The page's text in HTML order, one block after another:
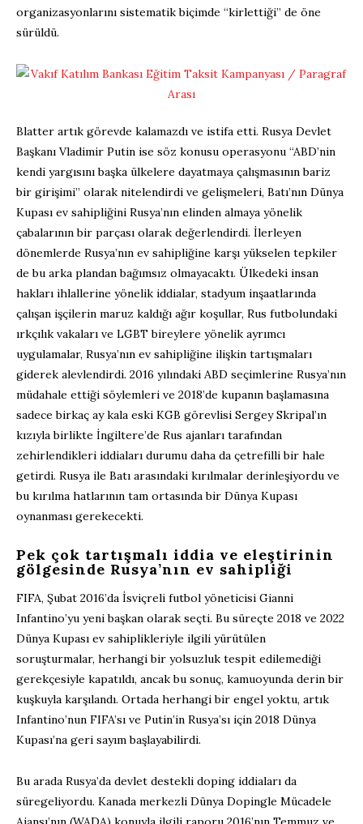
organizasyonlarını sistematik biçimde “kirlettiği” de öne
sürüldü.
Blatter artık görevde kalamazdı ve istifa etti. Rusya Devlet
Başkanı Vladimir Putin ise söz konusu operasyonu “ABD’nin
kendi yargısını başka ülkelere dayatmaya çalışmasının bariz
bir girişimi” olarak nitelendirdi ve gelişmeleri, Batı’nın Dünya
Kupası ev sahipliğini Rusya’nın elinden almaya yönelik
çabalarının bir parçası olarak değerlendirdi. İlerleyen
dönemlerde Rusya’nın ev sahipliğine karşı yükselen tepkiler
de bu arka plandan bağımsız olmayacaktı. Ülkedeki insan
hakları ihlallerine yönelik iddialar, stadyum inşaatlarında
çalışan işçilerin maruz kaldığı ağır koşullar, Rus futbolundaki
ırkçılık vakaları ve LGBT bireylere yönelik ayrımcı
uygulamalar, Rusya’nın ev sahipliğine ilişkin tartışmaları
giderek alevlendirdi. 2016 yılındaki ABD seçimlerine Rusya’nın
müdahale ettiği söylemleri ve 2018’de kupanın başlamasına
sadece birkaç ay kala eski KGB görevlisi Sergey Skripal’ın
kızıyla birlikte İngiltere’de Rus ajanları tarafından
zehirlendikleri iddiaları durumu daha da çetrefilli bir hale
getirdi. Rusya ile Batı arasındaki kırılmalar derinleşiyordu ve
bu kırılma hatlarının tam ortasında bir Dünya Kupası
oynanması gerekecekti.
Pek çok tartışmalı iddia ve eleştirinin
gölgesinde Rusya’nın ev sahipliği
FIFA, Şubat 2016’da İsviçreli futbol yöneticisi Gianni
Infantino’yu yeni başkan olarak seçti. Bu süreçte 2018 ve 2022
Dünya Kupası ev sahiplikleriyle ilgili yürütülen
soruşturmalar, herhangi bir yolsuzluk tespit edilemediği
gerekçesiyle kapatıldı, ancak bu sonuç, kamuoyunda derin bir
kuşkuyla karşılandı. Ortada herhangi bir engel yoktu, artık
Infantino’nun FIFA’sı ve Putin’in Rusya’sı için 2018 Dünya
Kupası’na geri sayım başlayabilirdi.
Bu arada Rusya’da devlet destekli doping iddiaları da
süregeliyordu. Kanada merkezli Dünya Dopingle Mücadele